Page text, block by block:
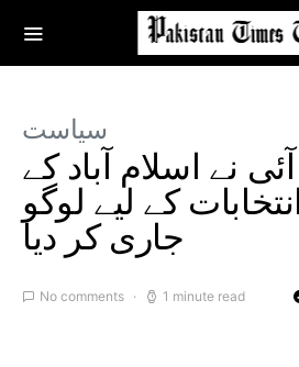
سیاست
نے اسلام آباد کے
کے لیے لوگو
جاری کر دیا
No comments 1 minute read